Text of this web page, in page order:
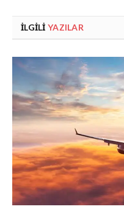
İLGILI YAZILAR